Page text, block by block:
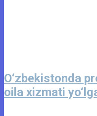
O‘zbekistonda
oila xizmati